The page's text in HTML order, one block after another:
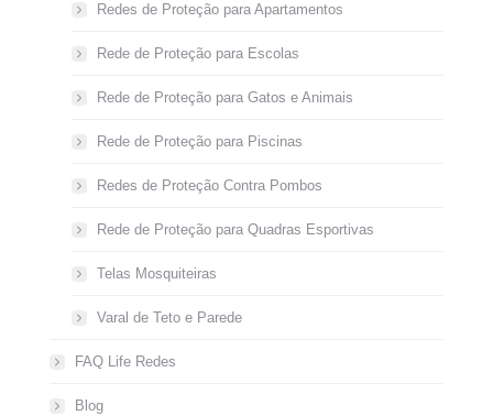
Redes de Proteção para Apartamentos
Rede de Proteção para Escolas
Rede de Proteção para Gatos e Animais
Rede de Proteção para Piscinas
Redes de Proteção Contra Pombos
Rede de Proteção para Quadras Esportivas
Telas Mosquiteiras
Varal de Teto e Parede
FAQ Life Redes
Blog